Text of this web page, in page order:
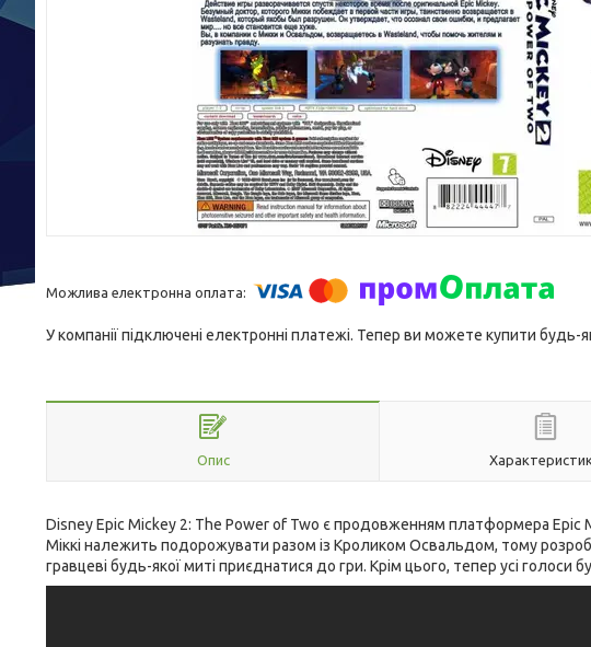
У компанії підключені електронні платежі. Тепер ви можете купити будь-
Опис
Disney Epic Mickey 2: The Power of Two є продовженням платформера Epic
Міккі належить подорожувати разом із Кроликом Освальдом, тому
гравцеві будь-якої миті приєднатися до гри. Крім цього, тепер усі голоси